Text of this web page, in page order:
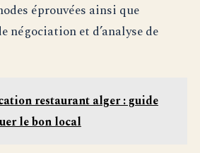
éprouvées ainsi que
négociation et d’analyse de
restaurant alger : guide
le bon local